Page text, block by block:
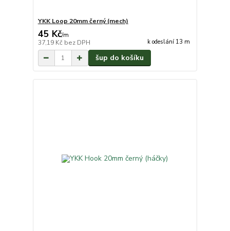
YKK Loop 20mm černý (mech)
45 Kč/m
37,19 Kč bez DPH k odeslání 13 m
šup do košíku